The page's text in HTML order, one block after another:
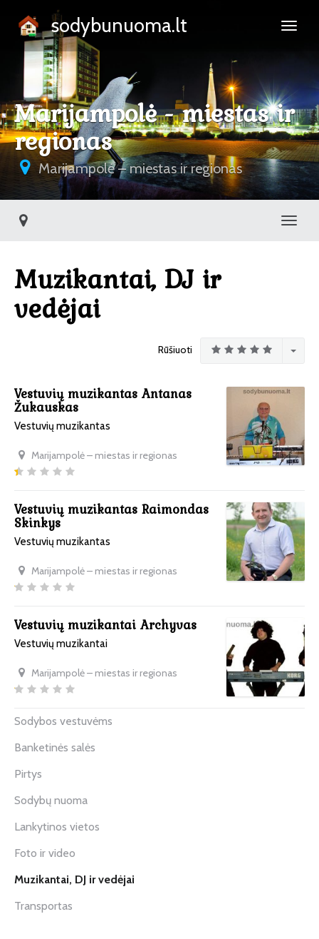
sodybunuoma.lt
Marijampolė - miestas ir
regionas
Marijampolė – miestas ir regionas
Muzikantai, DJ ir
vedėjai
Rūšiuoti
Vestuvių muzikantas Antanas
Žukauskas
Vestuvių muzikantas
Marijampolė – miestas ir regionas
Vestuvių muzikantas Raimondas
Skinkys
Vestuvių muzikantas
Marijampolė – miestas ir regionas
Vestuvių muzikantai Archyvas
Vestuvių muzikantai
Marijampolė – miestas ir regionas
Sodybos vestuvėms
Banketinės salės
Pirtys
Sodybų nuoma
Lankytinos vietos
Foto ir video
Muzikantai, DJ ir vedėjai
Transportas